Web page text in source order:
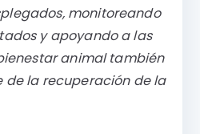
monitoreando
y apoyando a las
animal también
la recuperación de la